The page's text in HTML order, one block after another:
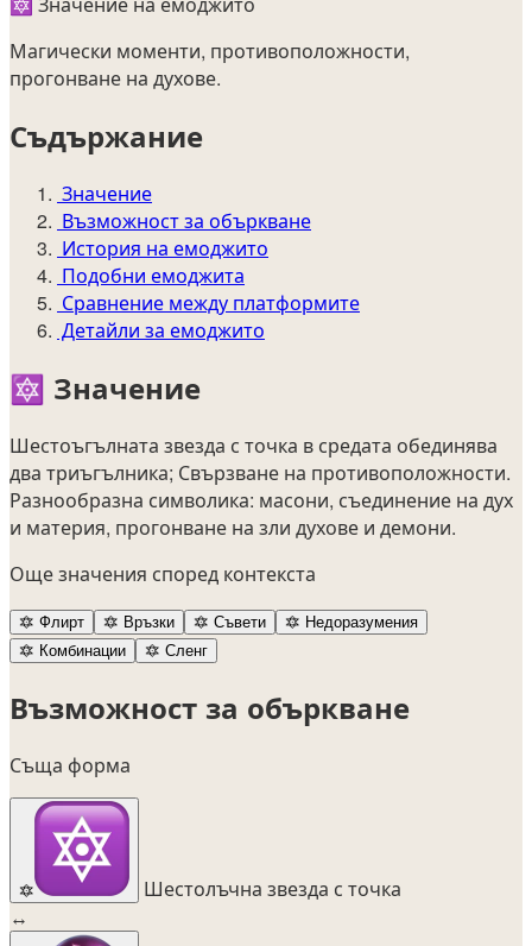
Магически моменти, противоположности,
прогонване на духове.
Съдържание
Значение
Възможност за объркване
История на емоджито
Подобни емоджита
Сравнение между платформите
Детайли за емоджито
🔯 Значение
Шестоъгълната звезда с точка в средата обединява
два триъгълника; Свързване на противоположности.
Разнообразна символика: масони, съединение на дух
и материя, прогонване на зли духове и демони.
Още значения според контекста
🔯 Флирт 🔯 Връзки 🔯 Съвети 🔯 Недоразумения
🔯 Комбинации 🔯 Сленг
Възможност за объркване
Съща форма
🔯
Шестолъчна звезда с точка
↔